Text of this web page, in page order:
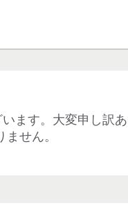
ます。大変申し訳あ
せん。